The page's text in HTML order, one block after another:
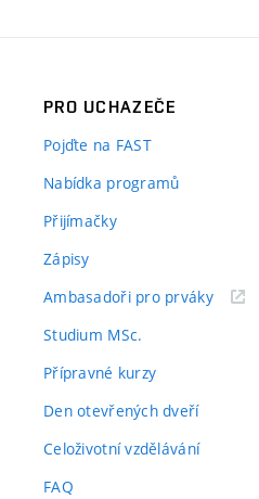
PRO UCHAZEČE
Pojďte na FAST
Nabídka programů
Přijímačky
Zápisy
Ambasadoři pro prváky(externí
Studium MSc.
Přípravné kurzy
Den otevřených dveří
Celoživotní vzdělávání
FAQ